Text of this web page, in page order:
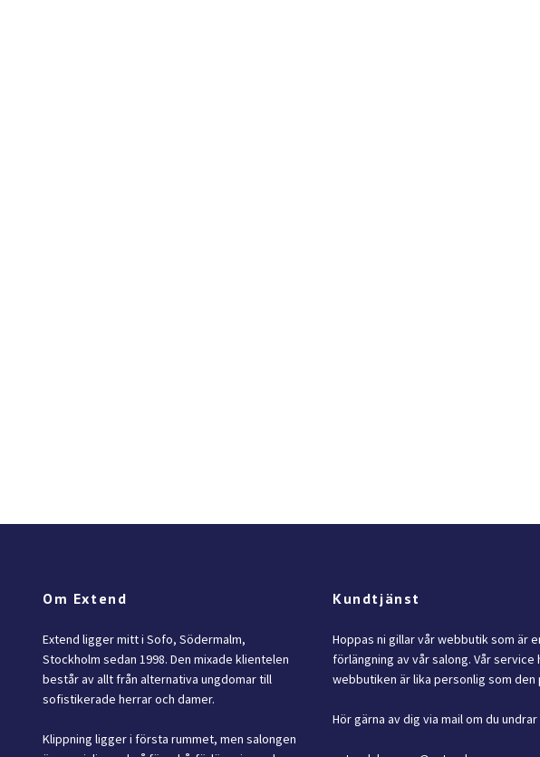
Om Extend
Extend ligger mitt i Sofo, Södermalm,
Stockholm sedan 1998. Den mixade klientelen
består av allt från alternativa ungdomar till
sofistikerade herrar och damer.
Klippning ligger i första rummet, men salongen
Kundtjänst
Hoppas ni gillar vår webbutik som är
förlängning av vår salong. Vår service
webbutiken är lika personlig som den
Hör gärna av dig via mail om du